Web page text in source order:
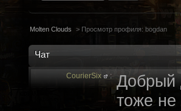
Molten Clouds > Просмотр профиля: bogdan
Чат
CourierSix : Добрый
тоже не